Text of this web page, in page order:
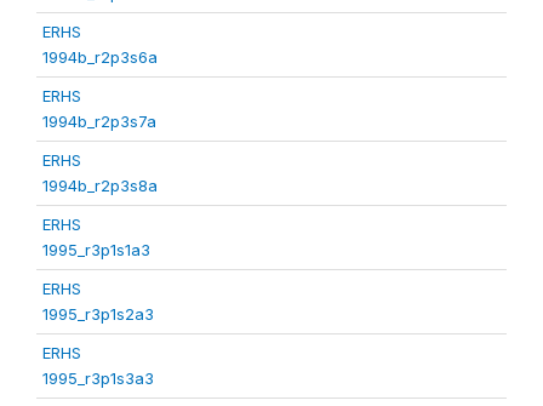
ERHS
1994b_r2p3s6a
ERHS
1994b_r2p3s7a
ERHS
1994b_r2p3s8a
ERHS
1995_r3p1s1a3
ERHS
1995_r3p1s2a3
ERHS
1995_r3p1s3a3